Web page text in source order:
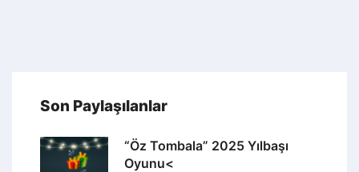
Son Paylaşılanlar
“Öz Tombala” 2025 Yılbaşı
Oyunu<